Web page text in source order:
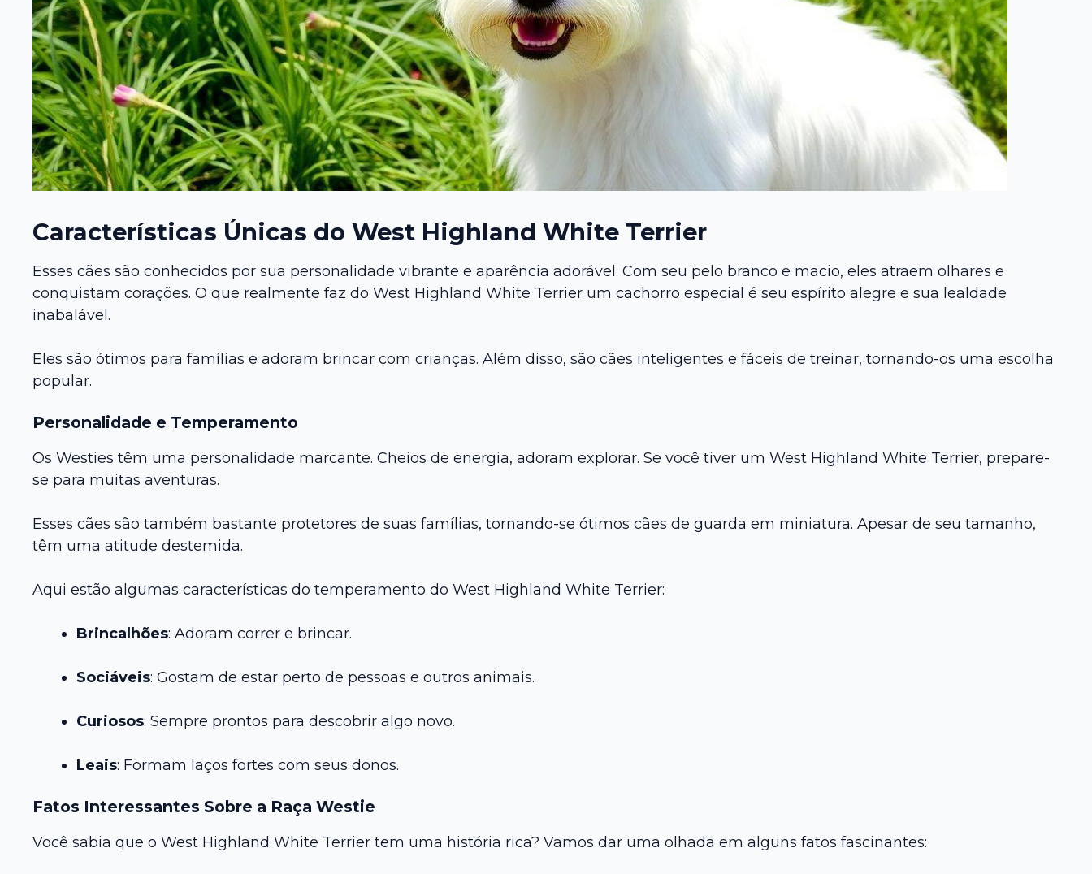
Características Únicas do West Highland White Terrier
Esses cães são conhecidos por sua personalidade vibrante e aparência adorável. Com seu pelo branco e macio, eles atraem olhares e
conquistam corações. O que realmente faz do West Highland White Terrier um cachorro especial é seu espírito alegre e sua lealdade
inabalável.
Eles são ótimos para famílias e adoram brincar com crianças. Além disso, são cães inteligentes e fáceis de treinar, tornando-os uma escolha
popular.
Personalidade e Temperamento
Os Westies têm uma personalidade marcante. Cheios de energia, adoram explorar. Se você tiver um West Highland White Terrier, prepare-
se para muitas aventuras.
Esses cães são também bastante protetores de suas famílias, tornando-se ótimos cães de guarda em miniatura. Apesar de seu tamanho,
têm uma atitude destemida.
Aqui estão algumas características do temperamento do West Highland White Terrier:
Brincalhões: Adoram correr e brincar.
Sociáveis: Gostam de estar perto de pessoas e outros animais.
Curiosos: Sempre prontos para descobrir algo novo.
Leais: Formam laços fortes com seus donos.
Fatos Interessantes Sobre a Raça Westie
Você sabia que o West Highland White Terrier tem uma história rica? Vamos dar uma olhada em alguns fatos fascinantes: